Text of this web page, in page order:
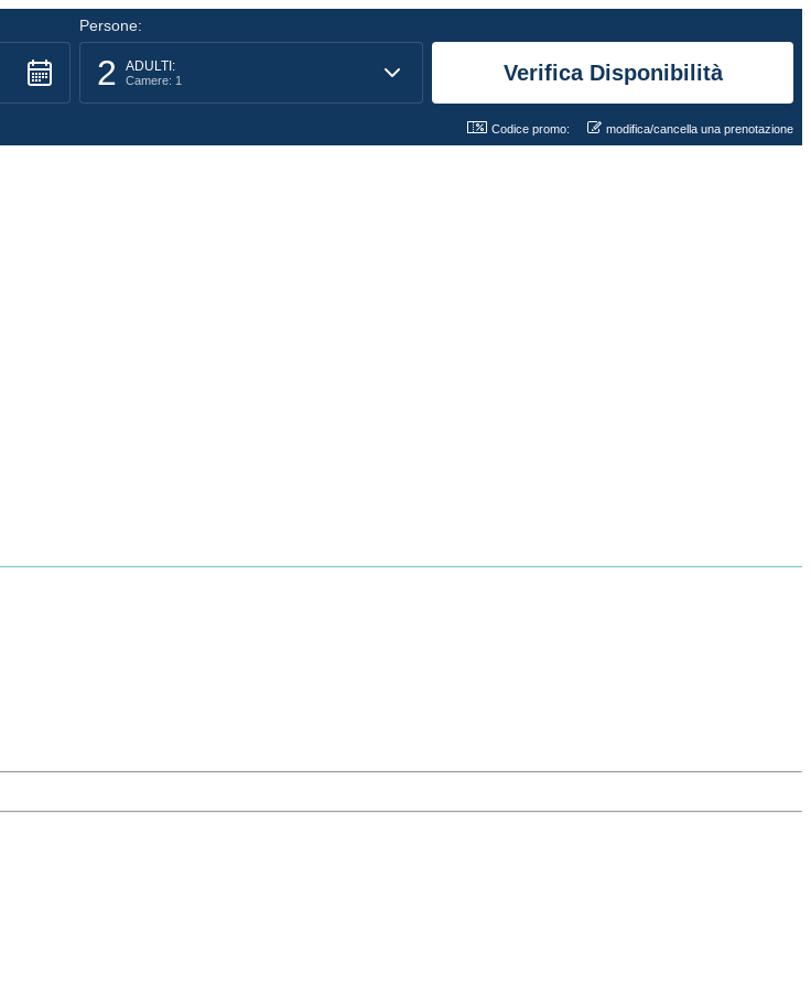
Persone:
2 ADULTI:
Camere: 1
Codice promo: modifica/cancella una prenotazione